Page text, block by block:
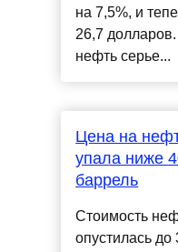
на 7,5%, и
26,7
нефть серье...
Цена на
упала ниже
баррель
Стоимость
опустилась до